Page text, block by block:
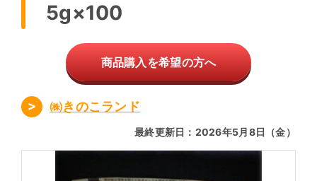
5g×100
商品購入を希望の方へ
㈱きのこランド
最終更新日：2026年5月8日（金）